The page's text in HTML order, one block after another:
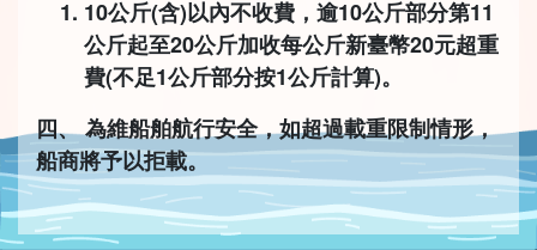
10公斤(含)以內不收費，逾10公斤部分第11
公斤起至20公斤加收每公斤新臺幣20元超重
費(不足1公斤部分按1公斤計算)。
四、 為維船舶航行安全，如超過載重限制情形，
船商將予以拒載。